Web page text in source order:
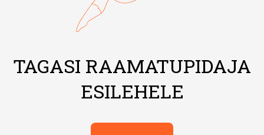
TAGASI RAAMATUPIDAJA
ESILEHELE